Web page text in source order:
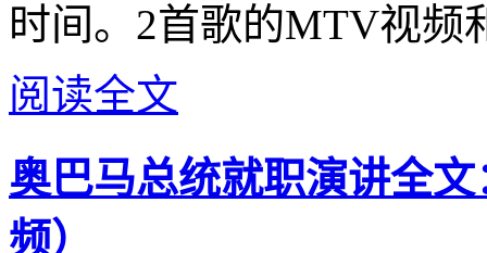
时间。2首歌的MTV视频
阅读全文
奥巴马总统就职演讲全
频）